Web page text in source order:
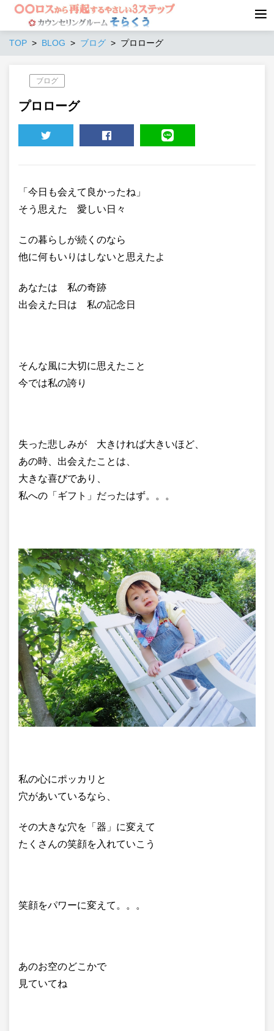
TOP BLOG ブログ プロローグ
ブログ
プロローグ
「今日も会えて良かったね」
そう思えた 愛しい日々
この暮らしが続くのなら
他に何もいりはしないと思えたよ
あなたは 私の奇跡
出会えた日は 私の記念日
そんな風に大切に思えたこと
今では私の誇り
失った悲しみが 大きければ大きいほど、
あの時、出会えたことは、
大きな喜びであり、
私への「ギフト」だったはず。。。
私の心にポッカリと
穴があいているなら、
その大きな穴を「器」に変えて
たくさんの笑顔を入れていこう
笑顔をパワーに変えて。。。
あのお空のどこかで
見ていてね